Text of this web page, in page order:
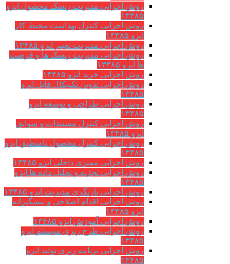
روش اجرایی مدیریت ریسک محصول ایزو
۱۳۴۸۵
روش اجرایی کنترل بهداشت محیط کار
ایزو ۱۳۴۸۵
روش اجرایی مدیریت تغییر ایزو ۱۳۴۸۵
روش اجرایی مدیریت ریسک ها و فرصت
ها ایزو ۱۳۴۸۵
روش اجرایی خرید ایزو ۱۳۴۸۵
روش اجرایی تدوین تکنیکال فایل ایزو
۱۳۴۸۵
روش اجرایی طراحی و توسعه ایزو
۱۳۴۸۵
روش اجرایی کنترل مستندات و سوابق
ایزو ۱۳۴۸۵
روش اجرایی کنترل محصول نامنطبق ایزو
۱۳۴۸۵
روش اجرایی ممیزی داخلی ایزو ۱۳۴۸۵
روش اجرایی تجزیه و تحلیل داده ها ایزو
۱۳۴۸۵
روش اجرایی بازنگری مدیریت ایزو ۱۳۴۸۵
روش اجرایی اقدام اصلاحی و پیشگیرانه
ایزو ۱۳۴۸۵
روش اجرایی آموزش ایزو ۱۳۴۸۵
روش اجرایی طرح ریزی سیستم ایزو
۱۳۴۸۵
روش اجرایی برنامه ریزی تولید ایزو
۱۳۴۸۵